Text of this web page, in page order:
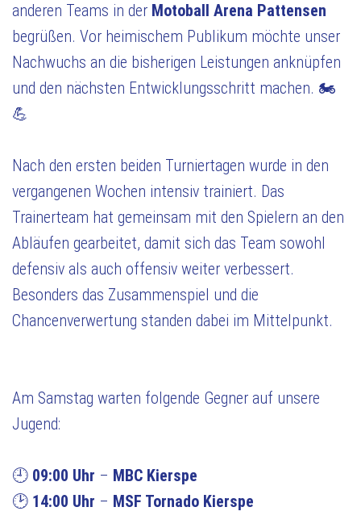
anderen Teams in der Motoball Arena Pattensen
begrüßen. Vor heimischem Publikum möchte unser
Nachwuchs an die bisherigen Leistungen anknüpfen
und den nächsten Entwicklungsschritt machen. 🏍
💪
Nach den ersten beiden Turniertagen wurde in den
vergangenen Wochen intensiv trainiert. Das
Trainerteam hat gemeinsam mit den Spielern an den
Abläufen gearbeitet, damit sich das Team sowohl
defensiv als auch offensiv weiter verbessert.
Besonders das Zusammenspiel und die
Chancenverwertung standen dabei im Mittelpunkt.
Am Samstag warten folgende Gegner auf unsere
Jugend:
🕘 09:00 Uhr – MBC Kierspe
🕑 14:00 Uhr – MSF Tornado Kierspe